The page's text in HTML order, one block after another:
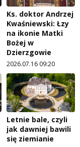
Ks. doktor Andrzej
Kwaśniewski: Łzy
na ikonie Matki
Bożej w
Dzierzgowie
2026.07.16 09:20
Letnie bale, czyli
jak dawniej bawili
się ziemianie